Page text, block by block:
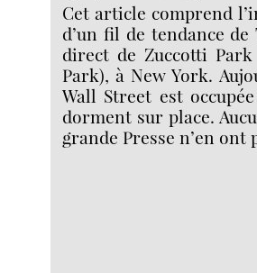
Cet article comprend
d’un fil de tendance
direct de Zuccotti
Park), à New York.
Wall Street est
dorment sur place.
grande Presse n’en